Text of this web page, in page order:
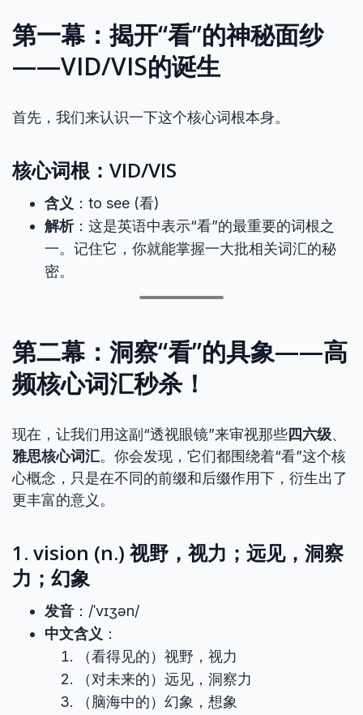
第一幕：揭开“看”的神秘面纱
——VID/VIS的诞生
首先，我们来认识一下这个核心词根本身。
核心词根：VID/VIS
含义 ：to see (看)
解析：这是英语中表示“看”的最重要的词根之
一。记住它，你就能掌握一大批相关词汇的秘
密。
第二幕：洞察“看”的具象——高
频核心词汇秒杀！
现在，让我们用这副“透视眼镜”来审视那些四六级、
雅思核心词汇。你会发现，它们都围绕着“看”这个核
心概念，只是在不同的前缀和后缀作用下，衍生出了
更丰富的意义。
1. vision (n.) 视野，视力；远见，洞察
力；幻象
发音 ：/ˈvɪʒən/
中文含义 ：
（看得见的）视野，视力
（对未来的）远见，洞察力
（脑海中的）幻象，想象